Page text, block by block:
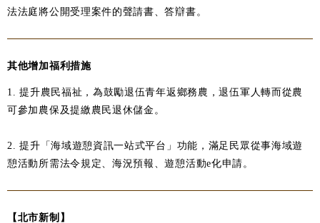
法法庭將公開受理案件的聲請書、答辯書。
其他增加福利措施
1. 提升農民福祉，為鼓勵退伍青年返鄉務農，退伍軍人轉而從農
可參加農保及提繳農民退休儲金。
2. 提升「海域遊憩資訊一站式平台」功能，滿足民眾從事海域遊
憩活動所需法令規定、海況預報、遊憩活動e化申請。
【北市新制】